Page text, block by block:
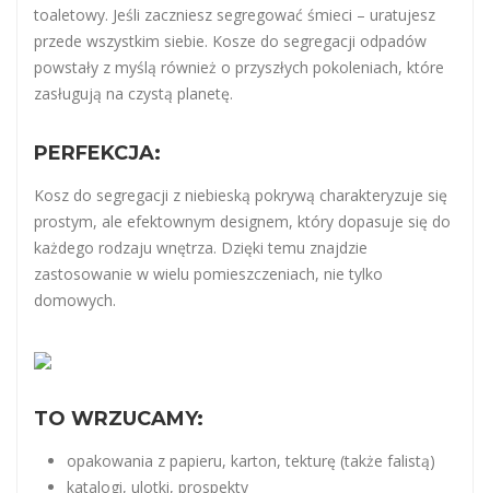
toaletowy. Jeśli zaczniesz segregować śmieci – uratujesz
przede wszystkim siebie. Kosze do segregacji odpadów
powstały z myślą również o przyszłych pokoleniach, które
zasługują na czystą planetę.
PERFEKCJA:
Kosz do segregacji z niebieską pokrywą charakteryzuje się
prostym, ale efektownym designem, który dopasuje się do
każdego rodzaju wnętrza. Dzięki temu znajdzie
zastosowanie w wielu pomieszczeniach, nie tylko
domowych.
TO WRZUCAMY:
opakowania z papieru, karton, tekturę (także falistą)
katalogi, ulotki, prospekty